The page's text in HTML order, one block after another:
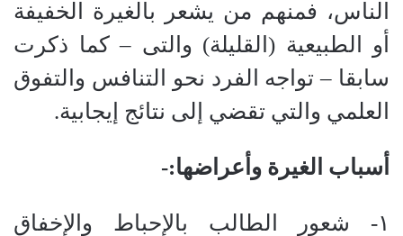
الناس، فمنهم من يشعر بالغيرة الخفيفة
أو الطبيعية (القليلة) والتى – كما ذكرت
سابقا – تواجه الفرد نحو التنافس والتفوق
العلمي والتي تقضي إلى نتائج إيجابية.
أسباب الغيرة وأعراضها:-
١- شعور الطالب بالإحباط والإخفاق